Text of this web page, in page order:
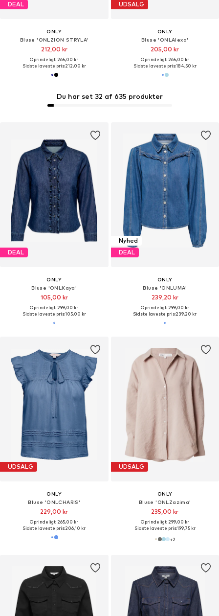
DEAL
ONLY
Bluse 'ONLZION STRYLA'
212,00 kr
Oprindeligt: 265,00 kr
Sidste laveste pris:212,00 kr
UDSALG
ONLY
Bluse 'ONLAlexa'
205,00 kr
Oprindeligt: 265,00 kr
Sidste laveste pris:184,50 kr
Du har set 32 af 635 produkter
DEAL
ONLY
Bluse 'ONLKaya'
105,00 kr
Oprindeligt: 299,00 kr
Sidste laveste pris:105,00 kr
Nyhed
DEAL
ONLY
Bluse 'ONLUMA'
239,20 kr
Oprindeligt: 299,00 kr
Sidste laveste pris:239,20 kr
UDSALG
ONLY
Bluse 'ONLCHARIS'
229,00 kr
Oprindeligt: 265,00 kr
Sidste laveste pris:206,10 kr
UDSALG
ONLY
Bluse 'ONLZazima'
235,00 kr
Oprindeligt: 299,00 kr
Sidste laveste pris:199,75 kr
+2